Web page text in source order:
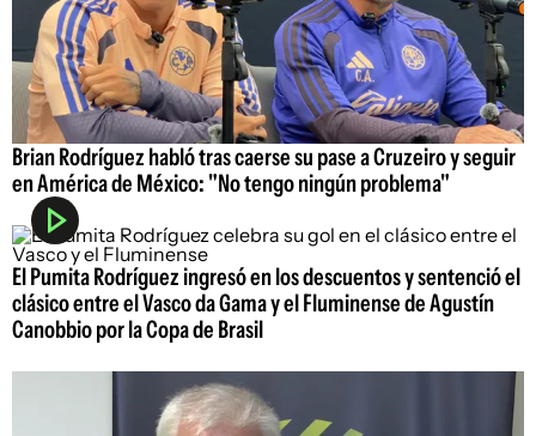
Brian Rodríguez habló tras caerse su pase a Cruzeiro y seguir
en América de México: "No tengo ningún problema"
El Pumita Rodríguez ingresó en los descuentos y sentenció el
clásico entre el Vasco da Gama y el Fluminense de Agustín
Canobbio por la Copa de Brasil